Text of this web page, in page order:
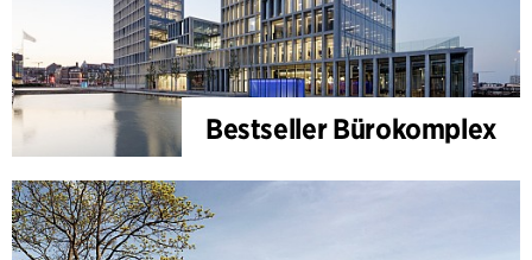
Bestseller Bürokomplex